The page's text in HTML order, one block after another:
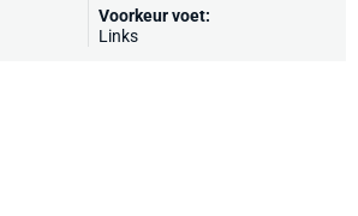
Voorkeur voet:
Links